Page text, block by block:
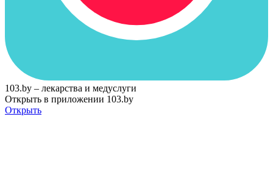
103.by – лекарства и медуслуги
Открыть в приложении 103.by
Открыть